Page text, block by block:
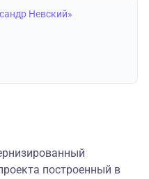
Невский»
построенный в